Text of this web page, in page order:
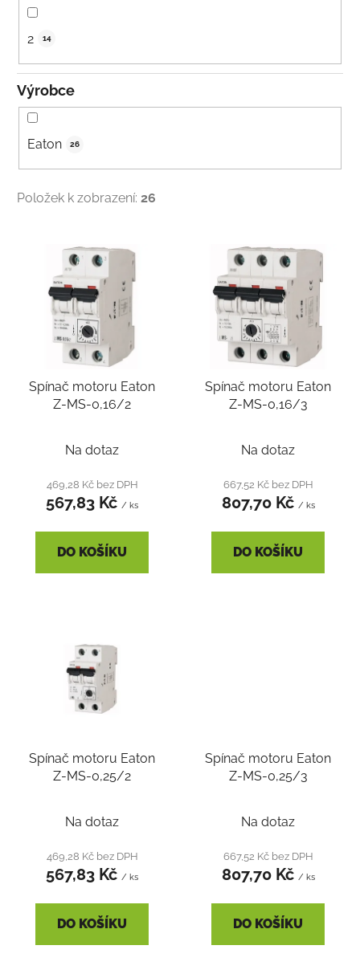
2 14
Výrobce
Eaton 26
Položek k zobrazení: 26
Spínač motoru Eaton
Z-MS-0,16/2
Na dotaz
469,28 Kč bez DPH
567,83 Kč / ks
DO KOŠÍKU
Spínač motoru Eaton
Z-MS-0,16/3
Na dotaz
667,52 Kč bez DPH
807,70 Kč / ks
DO KOŠÍKU
Spínač motoru Eaton
Z-MS-0,25/2
Na dotaz
469,28 Kč bez DPH
567,83 Kč / ks
DO KOŠÍKU
Spínač motoru Eaton
Z-MS-0,25/3
Na dotaz
667,52 Kč bez DPH
807,70 Kč / ks
DO KOŠÍKU